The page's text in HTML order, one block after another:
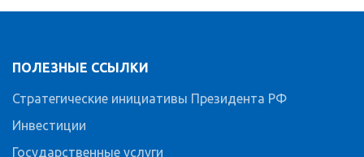
ПОЛЕЗНЫЕ ССЫЛКИ
Стратегические инициативы Президента РФ
Инвестиции
Государственные услуги